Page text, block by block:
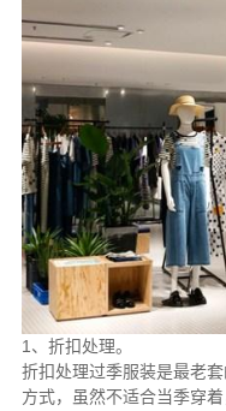
1、折扣处理。
折扣处理过季服装是最老
方式，虽然不适合当季穿